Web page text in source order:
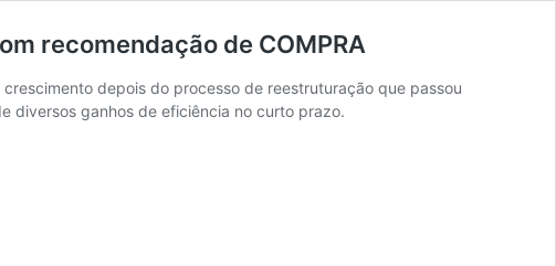
recomendação de COMPRA
depois do processo de reestruturação que passou
diversos ganhos de eficiência no curto prazo.